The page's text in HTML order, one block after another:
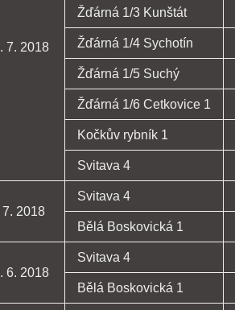
7. 2018
Žďárná 1/3 Kunštát
Žďárná 1/4 Sychotín
Žďárná 1/5 Suchý
Žďárná 1/6 Cetkovice 1
Kočkův rybník 1
Svitava 4
7. 2018
Svitava 4
Bělá Boskovická 1
6. 2018
Svitava 4
Bělá Boskovická 1